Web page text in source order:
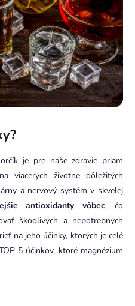
je pre naše zdravie priam
viacerých životne dôležitých
a nervový systém v skvelej
antioxidanty vôbec, čo
škodlivých a nepotrebných
na jeho účinky, ktorých je celé
5 účinkov, ktoré magnézium